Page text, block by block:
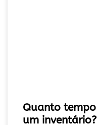
Quanto
um